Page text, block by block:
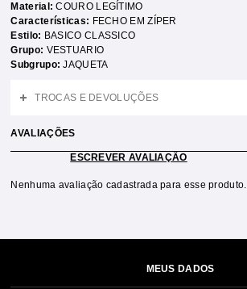
Material:COURO LEGÍTIMO
Características: FECHO EM ZÍPER
Estilo: BASICO CLASSICO
Grupo: VESTUARIO
Subgrupo:JAQUETA
TROCAS E DEVOLUÇÕES
AVALIAÇÕES
ESCREVER AVALIAÇÃO
Nenhuma avaliação cadastrada para esse produto.
MEUS DADOS